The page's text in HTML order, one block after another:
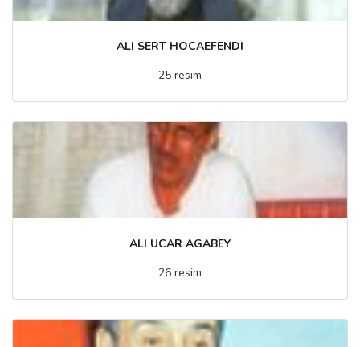
ALI SERT HOCAEFENDI
25 resim
ALI UCAR AGABEY
26 resim